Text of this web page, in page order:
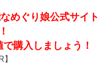
めぐり娘公式サイト
購入しましょう！
】